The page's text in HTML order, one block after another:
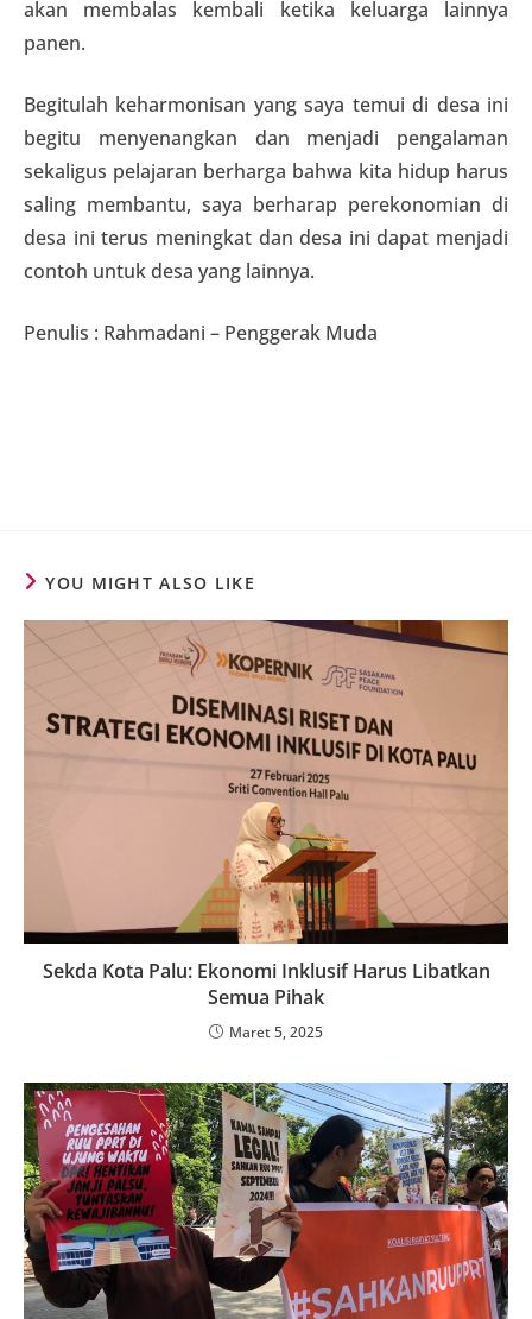
akan membalas kembali ketika keluarga lainnya
panen.
Begitulah keharmonisan yang saya temui di desa ini
begitu menyenangkan dan menjadi pengalaman
sekaligus pelajaran berharga bahwa kita hidup harus
saling membantu, saya berharap perekonomian di
desa ini terus meningkat dan desa ini dapat menjadi
contoh untuk desa yang lainnya.
Penulis : Rahmadani – Penggerak Muda
YOU MIGHT ALSO LIKE
Sekda Kota Palu: Ekonomi Inklusif Harus Libatkan
Semua Pihak
Maret 5, 2025